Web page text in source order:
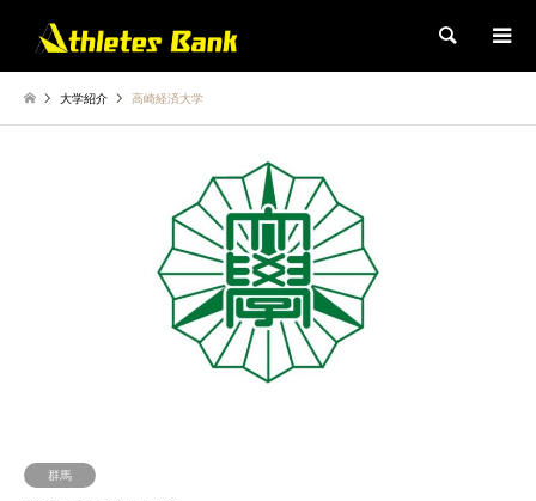
検索
大学紹介 高崎経済大学
群馬